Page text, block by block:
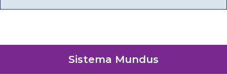
Sistema Mundus